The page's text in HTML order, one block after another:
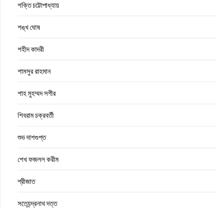
শক্তি চট্টোপাধ্যায়
শঙ্খ ঘোষ
শহীদ কাদরী
শামসুর রাহমান
শাহ মুহম্মদ সগীর
শিবরাম চক্রবর্তী
শুভ দাশগুপ্ত
শেখ ফজলল করীম
শ্রীজাত
সত্যেন্দ্রনাথ দত্ত